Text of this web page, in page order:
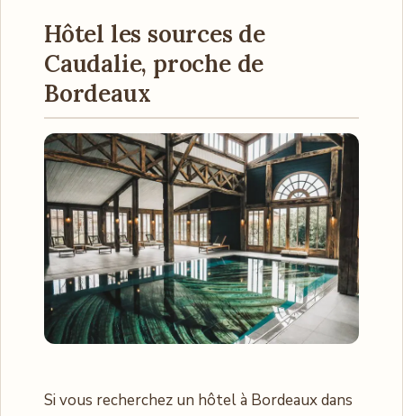
Hôtel les sources de
Caudalie, proche de
Bordeaux
Si vous recherchez un hôtel à Bordeaux dans